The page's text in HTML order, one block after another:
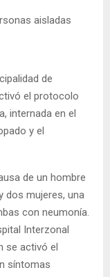
aisladas
de
el protocolo
internada en el
y el
de un hombre
dos mujeres, una
con neumonía.
Interzonal
se activó el
síntomas